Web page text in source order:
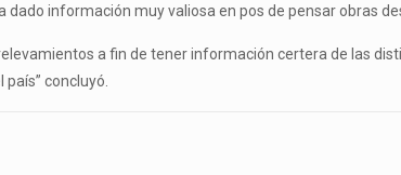
información muy valiosa en pos de pensar obras
a fin de tener información certera de las
concluyó.